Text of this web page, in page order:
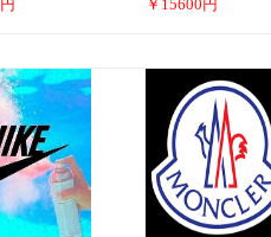
円 ￥ 15600 円